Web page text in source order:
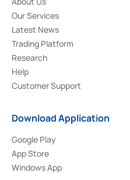
Our Services
Latest News
Trading Platform
Research
Help
Customer Support
Download Application
Google Play
App Store
Windows App